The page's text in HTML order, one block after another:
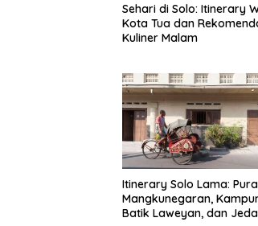
Sehari di Solo: Itinerary
Kota Tua dan
Kuliner Malam
Itinerary Solo Lama: Pura
Mangkunegaran,
Batik Laweyan, dan Jeda